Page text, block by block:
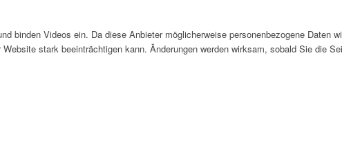
Videos ein. Da diese Anbieter möglicherweise personenbezogene Daten
stark beeinträchtigen kann. Änderungen werden wirksam, sobald Sie die